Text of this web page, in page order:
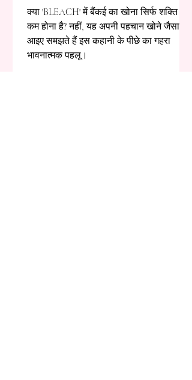
क्या 'BLEACH' में बैंकई का खोना सिर्फ शक्ति का
कम होना है? नहीं, यह अपनी पहचान खोने जैसा है।
आइए समझते हैं इस कहानी के पीछे का गहरा
भावनात्मक पहलू।